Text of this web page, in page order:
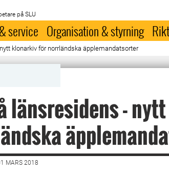
på SLU
service Organisation & styrning
klonarkiv för norrländska äpplemandatsorter
länsresidens -
MARS 2018